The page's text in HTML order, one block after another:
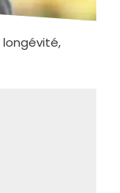
longévité,